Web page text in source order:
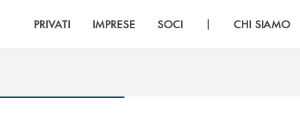
PRIVATI IMPRESE SOCI | CHI SIAMO